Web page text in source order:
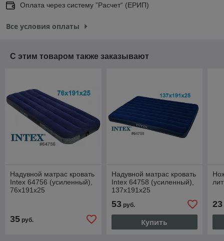
Оплата через систему ”Расчет“ (ЕРИП)
Все условия оплаты
С этим товаром также заказывают
Надувной матрас кровать
Intex 64756 (усиленный),
76х191х25
35 руб.
Надувной матрас кровать
Intex 64758 (усиленный),
137х191х25
53руб.
Купить
23